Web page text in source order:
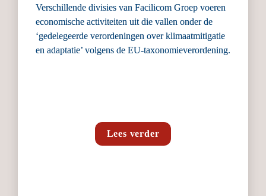
Verschillende divisies van Facilicom Groep voeren
economische activiteiten uit die vallen onder de
‘gedelegeerde verordeningen over klimaatmitigatie
en adaptatie’ volgens de EU-taxonomie­verordening.
Lees verder